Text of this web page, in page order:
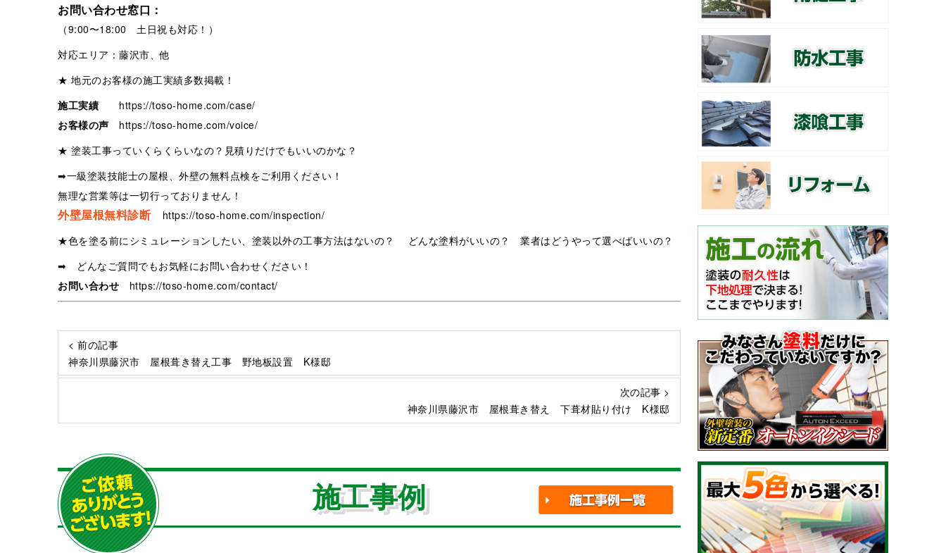
お問い合わせ窓口：
（9:00〜18:00 土日祝も対応！）
対応エリア：藤沢市、他
★ 地元のお客様の施工実績多数掲載！
施工実績
https://toso-home.com/case/
お客様の声
https://toso-home.com/voice/
★ 塗装工事っていくらくらいなの？見積りだけでもいいのかな？
➡一級塗装技能士の屋根、外壁の無料点検をご利用ください！
無理な営業等は一切行っておりません！
外壁屋根無料診断
https://toso-home.com/inspection/
★色を塗る前にシミュレーションしたい、塗装以外の工事方法はないの？ どんな塗料がいいの？ 業者はどうやって選べばいいの？
➡ どんなご質問でもお気軽にお問い合わせください！
お問い合わせ
https://toso-home.com/contact/
< 前の記事
神奈川県藤沢市 屋根葺き替え工事 野地板設置 K様邸
次の記事 >
神奈川県藤沢市 屋根葺き替え 下葺材貼り付け K様邸
施工事例